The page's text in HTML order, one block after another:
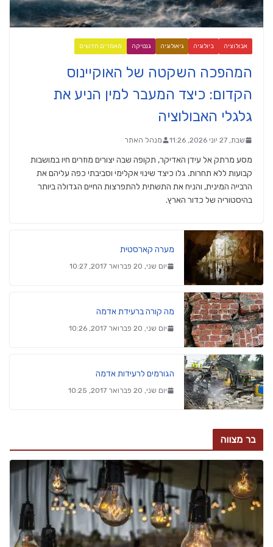
אבולוציה ביולוגיה גיאולוגיה גנטיקה מאמרים חדשים
המהפכה השקטה של האוקיינוס
הקדום: כיצד המעבר למין הניע את
גלגלי האבולוציה
שבת, 27 יוני 2026, 11:26 מנהל האתר
מסע מרתק אל עידן האדיקר, תקופה שבה יצורים מוזרים חיו במושבות
קבועות ללא תחרות. גלו כיצד שינוי אקלימי וסביבתי כפה עליהם את
הרבייה המינית, והניח את התשתית להתפרצות החיים הגדולה ביותר
בהיסטוריה של כדור הארץ.
מערה קארסטית
יום שני, 20 פברואר 2017, 10:27
מה קורה ברעידת אדמה
יום שני, 20 פברואר 2017, 10:26
הגורמים לרעידות אדמה
יום שני, 20 פברואר 2017, 10:25
בר מצווה